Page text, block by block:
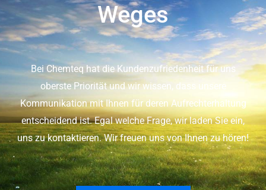
Weges
Bei Chemteq hat die Kundenzufriedenheit für uns
oberste Priorität und wir wissen, dass unsere
Kommunikation mit Ihnen für deren Aufrechterhaltung
entscheidend ist. Egal welche Frage, wir laden Sie ein,
uns zu kontaktieren. Wir freuen uns von Ihnen zu hören!